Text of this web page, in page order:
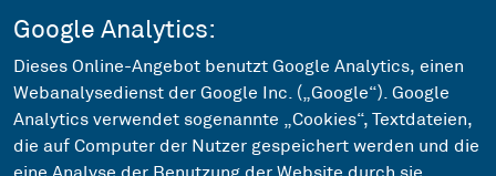
Google Analytics:
Dieses Online-Angebot benutzt Google Analytics, einen
Webanalysedienst der Google Inc. („Google“). Google
Analytics verwendet sogenannte „Cookies“, Textdateien,
die auf Computer der Nutzer gespeichert werden und die